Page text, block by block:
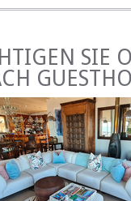
die einzelnen
Zauber eines
am Strand ... Braai
stehen vor dem
auf dem Rasen
Garten, der
der Sand unten -
SIE